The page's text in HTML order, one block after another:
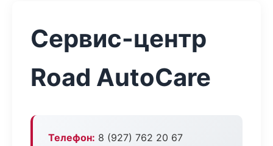
Сервис-центр
Road AutoCare
Телефон: 8 (927) 762 20 67